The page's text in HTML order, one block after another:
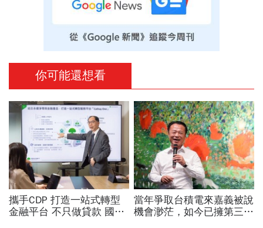
你可能還想看
攜手CDP 打造一站式轉型
金融平台 不只做貸款 國泰
當年爭取台積電來嘉義被說
機會渺茫，如今已擁第三